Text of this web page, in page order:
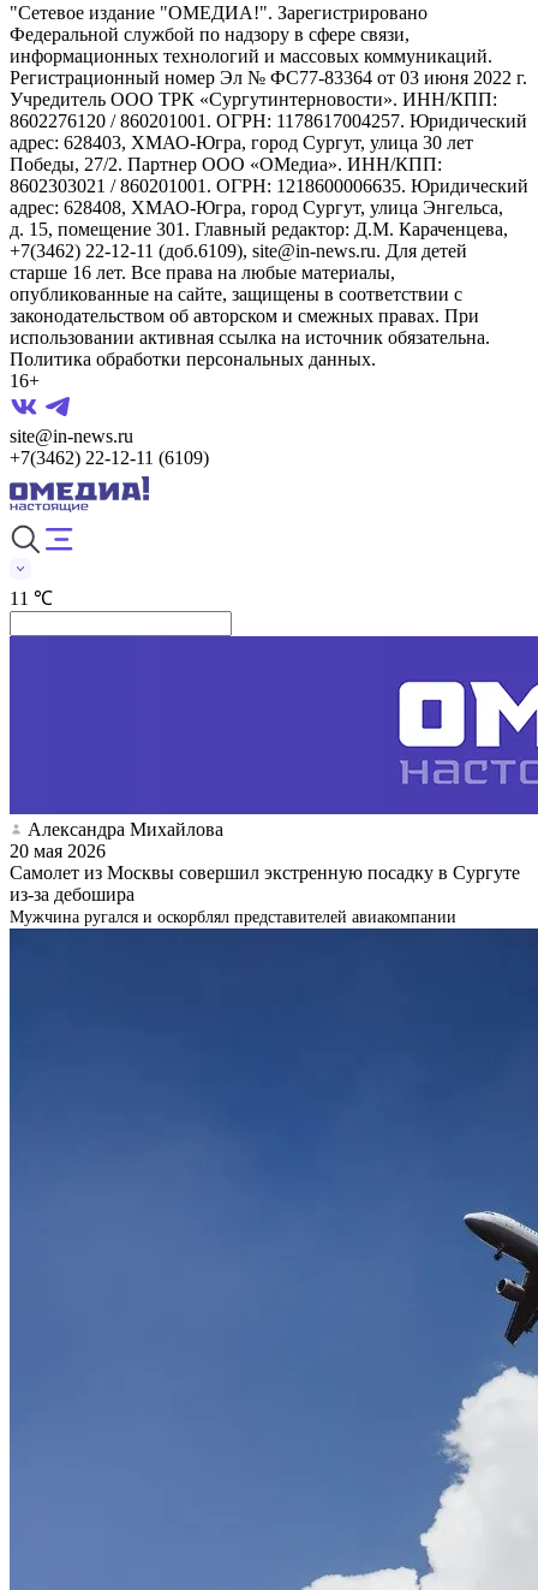
"Сетевое издание "ОМЕДИА!". Зарегистрировано
Федеральной службой по надзору в сфере связи,
информационных технологий и массовых коммуникаций.
Регистрационный номер Эл № ФС77-83364 от 03 июня 2022 г.
Учредитель ООО ТРК «Сургутинтерновости». ИНН/КПП:
8602276120 / 860201001. ОГРН: 1178617004257. Юридический
адрес: 628403, ХМАО-Югра, город Сургут, улица 30 лет
Победы, 27/2. Партнер ООО «ОМедиа». ИНН/КПП:
8602303021 / 860201001. ОГРН: 1218600006635. Юридический
адрес: 628408, ХМАО-Югра, город Сургут, улица Энгельса,
д. 15, помещение 301. Главный редактор: Д.М. Караченцева,
+7(3462) 22-12-11 (доб.6109), site@in-news.ru. Для детей
старше 16 лет. Все права на любые материалы,
опубликованные на сайте, защищены в соответствии с
законодательством об авторском и смежных правах. При
использовании активная ссылка на источник обязательна.
Политика обработки персональных данных.
16+
site@in-news.ru
+7(3462) 22-12-11 (6109)
11 ℃
Александра Михайлова
20 мая 2026
Самолет из Москвы совершил экстренную посадку в Сургуте
из-за дебошира
Мужчина ругался и оскорблял представителей авиакомпании